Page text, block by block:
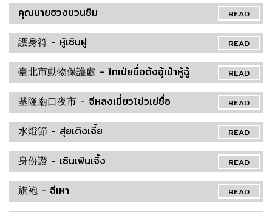
READ
คุณนายฮวงชวนชิม
READ
護身符 - หู้เซินฝู
READ
臺北市動物保護處 - ไถเป่ยซื่อต้งอู้เป่าหู้ฉู้
READ
基隆廟口夜市 - จีหลงเมี่ยวโข่วเย่ซื่อ
READ
水燈節 - สุ่ยเติงเจี๋ย
READ
身份證 - เซินเฟินเจิ้ง
READ
旗袍 - ฉีเผา